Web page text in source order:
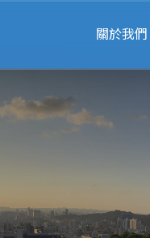
關於我們